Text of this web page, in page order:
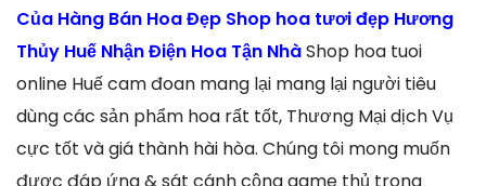
Của Hàng Bán Hoa Đẹp Shop hoa tươi đẹp Hương
Thủy Huế Nhận Điện Hoa Tận NhàShop hoa tuoi
online Huế cam đoan mang lại mang lại người tiêu
dùng các sản phẩm hoa rất tốt, Thương Mại dịch Vụ
cực tốt và giá thành hài hòa. Chúng tôi mong muốn
được đáp ứng & sát cánh cộng game thủ trong